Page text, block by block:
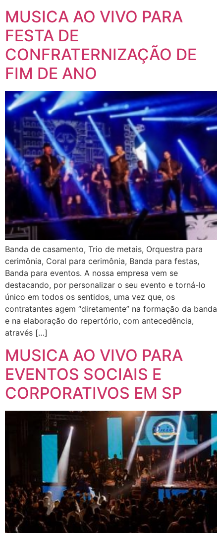
MUSICA AO VIVO PARA
FESTA DE
CONFRATERNIZAÇÃO DE
FIM DE ANO
Banda de casamento, Trio de metais, Orquestra para
cerimônia, Coral para cerimônia, Banda para festas,
Banda para eventos. A nossa empresa vem se
destacando, por personalizar o seu evento e torná-lo
único em todos os sentidos, uma vez que, os
contratantes agem “diretamente” na formação da banda
e na elaboração do repertório, com antecedência,
através […]
MUSICA AO VIVO PARA
EVENTOS SOCIAIS E
CORPORATIVOS EM SP